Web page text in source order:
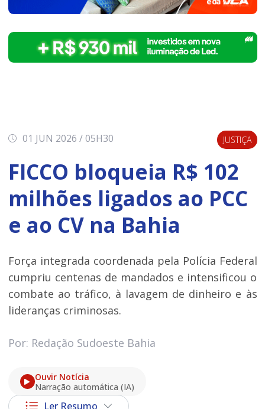
01 JUN 2026 / 05H30 JUSTIÇA
FICCO bloqueia R$ 102
milhões ligados ao PCC
e ao CV na Bahia
Força integrada coordenada pela Polícia Federal
cumpriu centenas de mandados e intensificou o
combate ao tráfico, à lavagem de dinheiro e às
lideranças criminosas.
Por: Redação Sudoeste Bahia
Ouvir Notícia
Narração automática (IA)
Ler Resumo